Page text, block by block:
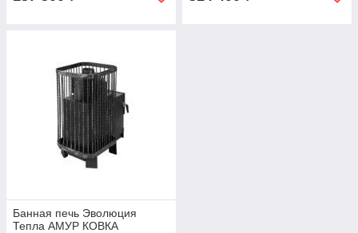
Банная печь Эволюция
Тепла АМУР КОВКА